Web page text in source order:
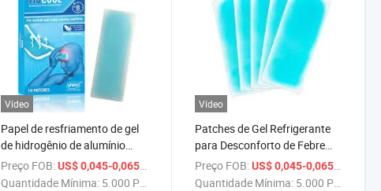
Vídeo
Papel de resfriamento de gel
de hidrogênio de alumínio
para bebês, reduzindo febre
Preço FOB: US$ 0,045-0,065
Quantidade Mínima: 5.000 Peças
Vídeo
Patches de Gel Refrigerante
para Desconforto de Febre
Alívio da Dor Portátil Crianças
Adultos Redutor de Febre
Preço FOB: US$ 0,045-0,065
Quantidade Mínima: 5.000 Peças